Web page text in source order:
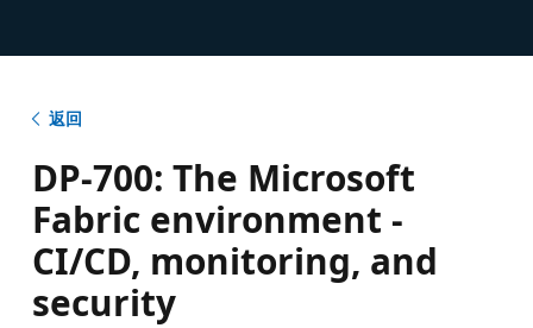
返回
DP-700: The Microsoft
Fabric environment -
CI/CD, monitoring, and
security